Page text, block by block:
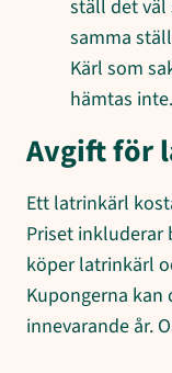
ställ det väl
samma
Kärl som
hämtas inte.
Avgift för
Ett latrinkärl
Priset inkluderar
köper latrinkärl
Kupongerna kan
innevarande år.